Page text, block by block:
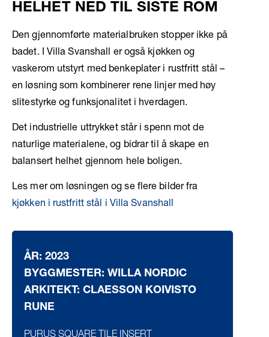
HELHET NED TIL SISTE ROM
Den gjennomførte materialbruken stopper ikke på
badet. I Villa Svanshall er også kjøkken og
vaskerom utstyrt med benkeplater i rustfritt stål –
en løsning som kombinerer rene linjer med høy
slitestyrke og funksjonalitet i hverdagen.
Det industrielle uttrykket står i spenn mot de
naturlige materialene, og bidrar til å skape en
balansert helhet gjennom hele boligen.
Les mer om løsningen og se flere bilder fra
kjøkken i rustfritt stål i Villa Svanshall
ÅR: 2023
BYGGMESTER: WILLA NORDIC
ARKITEKT: CLAESSON KOIVISTO
RUNE